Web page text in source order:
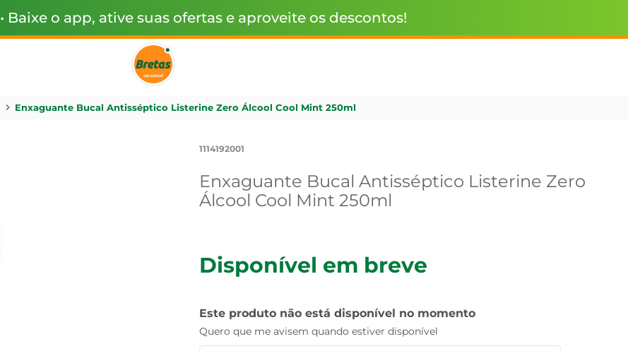
• Baixe o app, ative suas ofertas e aproveite os descontos!
Enxaguante Bucal Antisséptico Listerine Zero Álcool Cool Mint 250ml
1114192001
Enxaguante Bucal Antisséptico Listerine Zero
Álcool Cool Mint 250ml
Disponível em breve
Este produto não está disponível no momento
Quero que me avisem quando estiver disponível